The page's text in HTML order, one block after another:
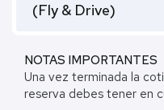
(Fly & Drive)
NOTAS IMPORTANTES
Una vez terminada la
reserva debes tener en